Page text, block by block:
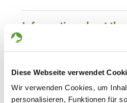
Diese Webseite verwendet
Wir verwenden Cookies, um
personalisieren, Funktionen für
Information about the
Sylvia Prager
91052 Erlangen
Training ground: